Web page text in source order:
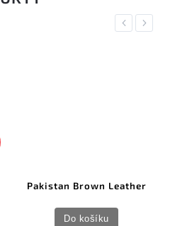
Previous
Pakistan Brown Leather
Do košíku
Next